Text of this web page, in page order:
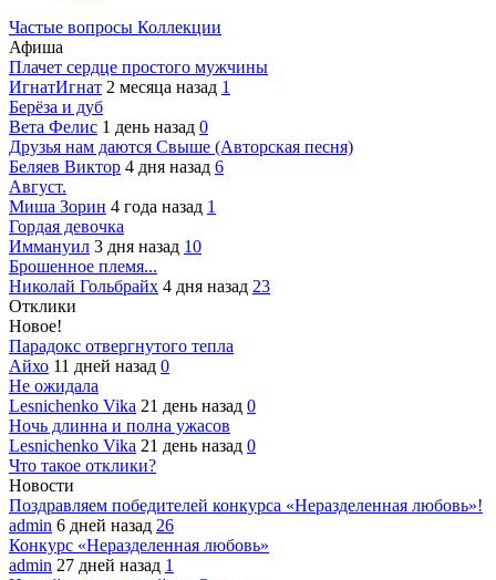
Частые вопросы Коллекции
Афиша
Плачет сердце простого мужчины
ИгнатИгнат 2 месяца назад 1
Берёза и дуб
Вета Фелис 1 день назад 0
Друзья нам даются Свыше (Авторская песня)
Беляев Виктор 4 дня назад 6
Август.
Миша Зорин 4 года назад 1
Гордая девочка
Иммануил 3 дня назад 10
Брошенное племя...
Николай Гольбрайх 4 дня назад 23
Отклики
Новое!
Парадокс отвергнутого тепла
Айхо 11 дней назад 0
Не ожидала
Lesnichenko Vika 21 день назад 0
Ночь длинна и полна ужасов
Lesnichenko Vika 21 день назад 0
Что такое отклики?
Новости
Поздравляем победителей конкурса «Неразделенная любовь»!
admin 6 дней назад 26
Конкурс «Неразделенная любовь»
admin 27 дней назад 1